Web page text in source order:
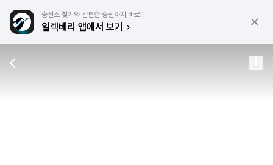
충전소 찾기와 간편한 충전까지 바로!
일렉베리 앱에서 보기